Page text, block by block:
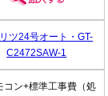
ツ24号オート・GT-
C2472SAW-1
コン+標準工事費（処